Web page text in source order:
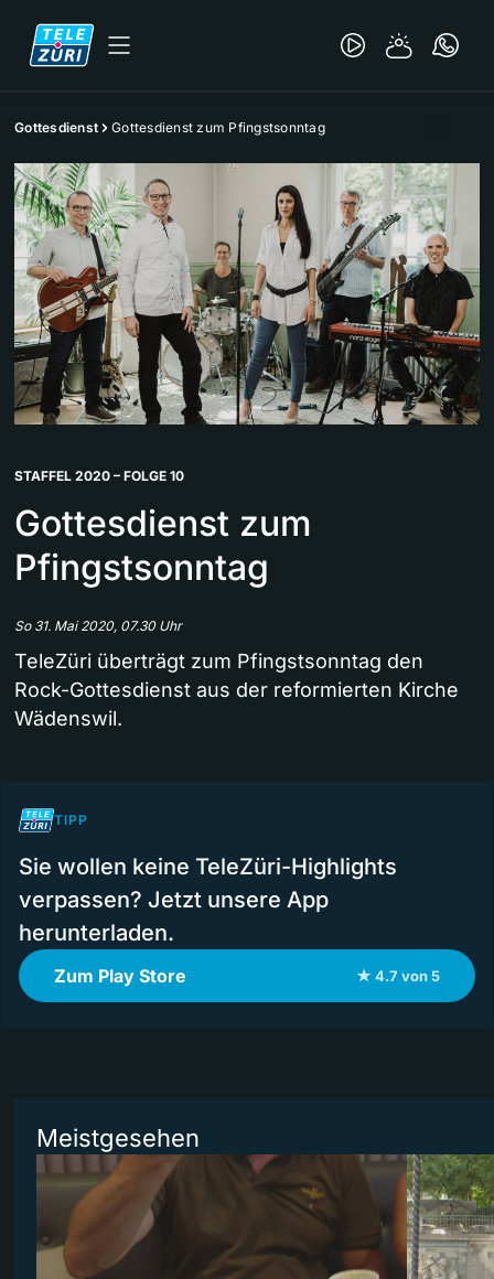
Gottesdienst Gottesdienst zum Pfingstsonntag
STAFFEL 2020 – FOLGE 10
Gottesdienst zum
Pfingstsonntag
So 31. Mai 2020, 07.30 Uhr
TeleZüri überträgt zum Pfingstsonntag den
Rock-Gottesdienst aus der reformierten Kirche
Wädenswil.
TIPP
Sie wollen keine TeleZüri-Highlights
verpassen? Jetzt unsere App
herunterladen.
Zum Play Store ★ 4.7 von 5
Meistgesehen